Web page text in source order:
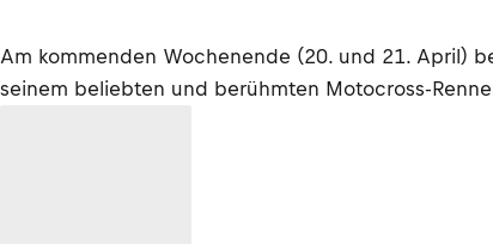
Am kommenden Wochenende (20. und 21. April)
seinem beliebten und berühmten Motocross-